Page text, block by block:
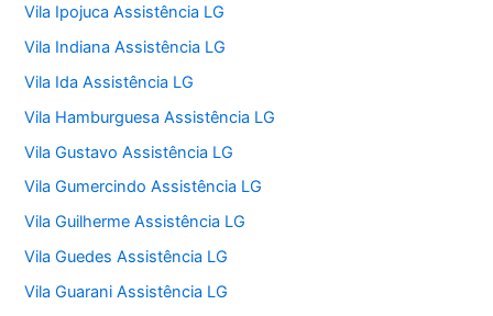
Vila Ipojuca Assistência LG
Vila Indiana Assistência LG
Vila Ida Assistência LG
Vila Hamburguesa Assistência LG
Vila Gustavo Assistência LG
Vila Gumercindo Assistência LG
Vila Guilherme Assistência LG
Vila Guedes Assistência LG
Vila Guarani Assistência LG